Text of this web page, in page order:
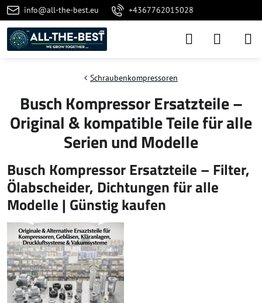
info@all-the-best.eu +4367762015028
Schraubenkompressoren
Busch Kompressor Ersatzteile –
Original & kompatible Teile für alle
Serien und Modelle
Busch Kompressor Ersatzteile – Filter,
Ölabscheider, Dichtungen für alle
Modelle | Günstig kaufen